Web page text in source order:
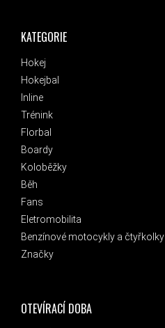
KATEGORIE
Hokej
Hokejbal
Inline
Trénink
Florbal
Boardy
Koloběžky
Běh
Fans
Eletromobilita
Benzínové motocykly a čtyřkolky
Značky
OTEVÍRACÍ DOBA